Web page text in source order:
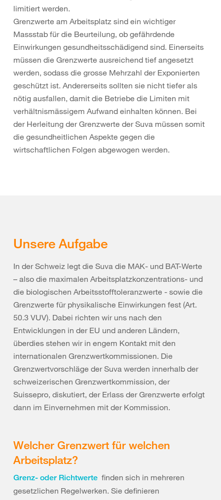
limitiert werden.
Grenzwerte am Arbeitsplatz sind ein wichtiger
Massstab für die Beurteilung, ob gefährdende
Einwirkungen gesundheitsschädigend sind. Einerseits
müssen die Grenzwerte ausreichend tief angesetzt
werden, sodass die grosse Mehrzahl der Exponierten
geschützt ist. Andererseits sollten sie nicht tiefer als
nötig ausfallen, damit die Betriebe die Limiten mit
verhältnismässigem Aufwand einhalten können. Bei
der Herleitung der Grenzwerte der Suva müssen somit
die gesundheitlichen Aspekte gegen die
wirtschaftlichen Folgen abgewogen werden.
Unsere Aufgabe
In der Schweiz legt die Suva die MAK- und BAT-Werte
– also die maximalen Arbeitsplatzkonzentrations- und
die biologischen Arbeitsstofftoleranzwerte - sowie die
Grenzwerte für physikalische Einwirkungen fest (Art.
50.3 VUV). Dabei richten wir uns nach den
Entwicklungen in der EU und anderen Ländern,
überdies stehen wir in engem Kontakt mit den
internationalen Grenzwertkommissionen. Die
Grenzwertvorschläge der Suva werden innerhalb der
schweizerischen Grenzwertkommission, der
Suissepro, diskutiert, der Erlass der Grenzwerte erfolgt
dann im Einvernehmen mit der Kommission.
Welcher Grenzwert für welchen
Arbeitsplatz?
Grenz- oder Richtwerte finden sich in mehreren
gesetzlichen Regelwerken. Sie definieren